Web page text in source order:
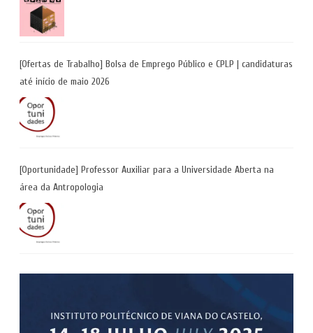
[Ofertas de Trabalho] Bolsa de Emprego Público e CPLP | candidaturas
até início de maio 2026
[Oportunidade] Professor Auxiliar para a Universidade Aberta na
área da Antropologia